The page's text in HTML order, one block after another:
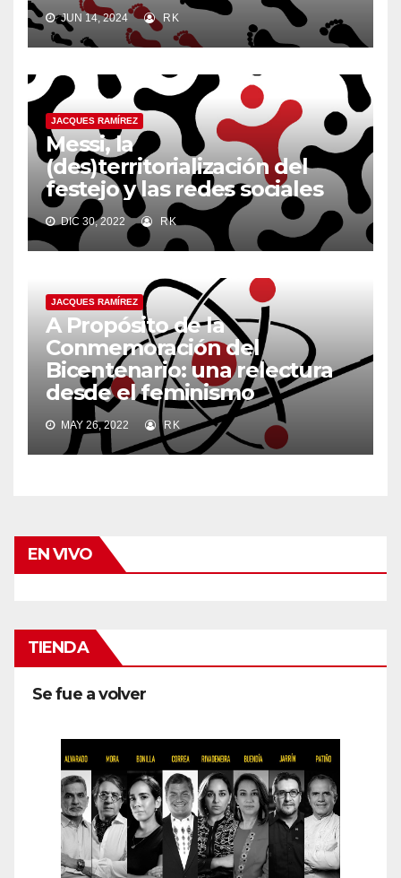
JUN 14, 2024 RK
JACQUES RAMÍREZ
Messi, la
(des)territorialización del
festejo y las redes sociales
DIC 30, 2022 RK
JACQUES RAMÍREZ
A Propósito de la
Conmemoración del
Bicentenario: una relectura
desde el feminismo
MAY 26, 2022 RK
EN VIVO
TIENDA
Se fue a volver